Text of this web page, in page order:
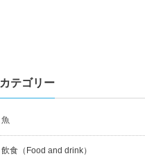
カテゴリー
魚
飲食（Food and drink）